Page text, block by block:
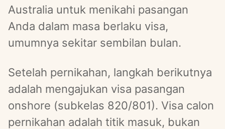
Australia untuk menikahi pasangan
Anda dalam masa berlaku visa,
umumnya sekitar sembilan bulan.
Setelah pernikahan, langkah berikutnya
adalah mengajukan visa pasangan
onshore (subkelas 820/801). Visa calon
pernikahan adalah titik masuk, bukan